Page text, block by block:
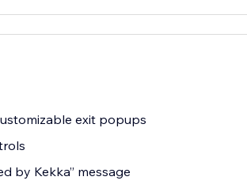
exit popups
by Kekka” message